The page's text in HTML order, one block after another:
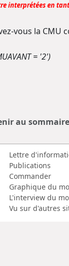
interprétées en
vous la CMU
= '2')
au sommaire
Lettre
Publications
Commander
Graphique du
L'interview du
Vu sur d'autres